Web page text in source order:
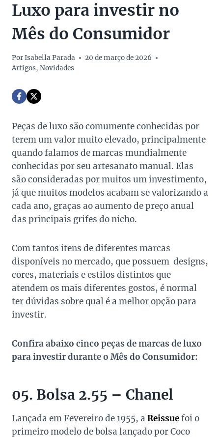
Luxo para investir no
Mês do Consumidor
PorIsabella Parada
20 de março de 2026
Artigos, Novidades
Peças de luxo são comumente conhecidas por
terem um valor muito elevado, principalmente
quando falamos de marcas mundialmente
conhecidas por seu artesanato manual. Elas
são consideradas por muitos um investimento,
já que muitos modelos acabam se valorizando a
cada ano, graças ao aumento de preço anual
das principais grifes do nicho.
Com tantos itens de diferentes marcas
disponíveis no mercado, que possuem designs,
cores, materiais e estilos distintos que
atendem os mais diferentes gostos, é normal
ter dúvidas sobre qual é a melhor opção para
investir.
Confira abaixo cinco peças de marcas de luxo
para investir durante o Mês do Consumidor:
05. Bolsa 2.55 – Chanel
Lançada em Fevereiro de 1955, a Reissuefoi o
primeiro modelo de bolsa lançado por Coco